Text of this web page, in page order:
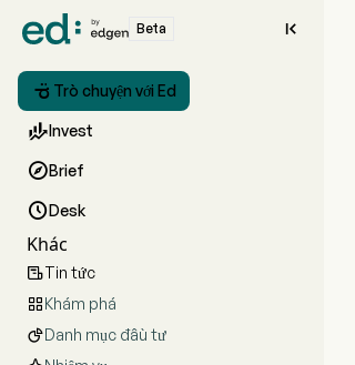
Beta 
 Trò chuyện với Ed
Invest
Brief
Desk
Khác
Tin tức
Khám phá
Danh mục đầu tư